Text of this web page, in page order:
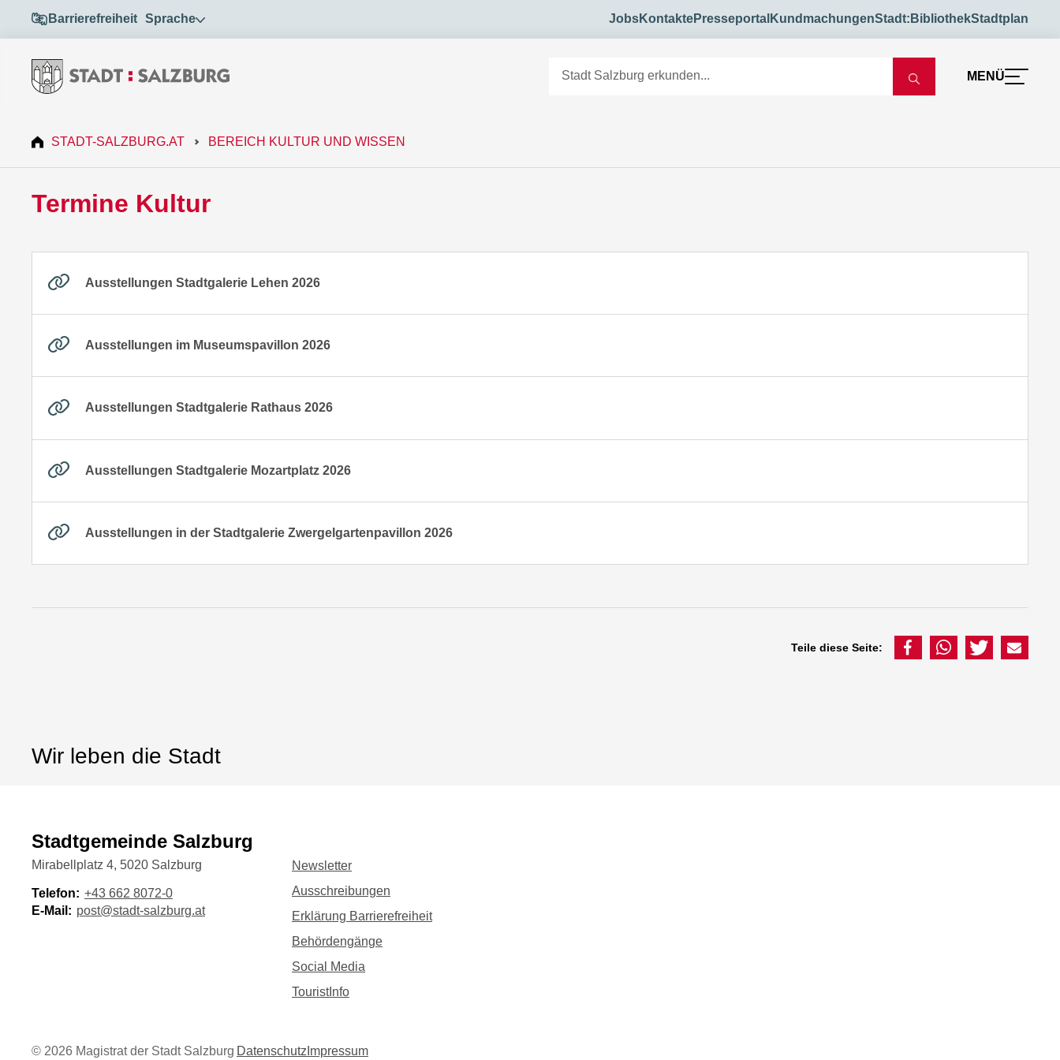
Barrierefreiheit Sprache JobsKontaktePresseportal KundmachungenStadt:BibliothekStadtplan
MENÜ
STADT-SALZBURG.AT BEREICH KULTUR UND WISSEN
Termine Kultur
Ausstellungen Stadtgalerie Lehen 2026
Ausstellungen im Museumspavillon 2026
Ausstellungen Stadtgalerie Rathaus 2026
Ausstellungen Stadtgalerie Mozartplatz 2026
Ausstellungen in der Stadtgalerie Zwergelgartenpavillon 2026
Teile diese Seite:
Wir leben die Stadt
Stadtgemeinde Salzburg
Mirabellplatz 4, 5020 Salzburg
Telefon: +43 662 8072-0
E-Mail: post@stadt-salzburg.at
Newsletter
Ausschreibungen
Erklärung Barrierefreiheit
Behördengänge
Social Media
TouristInfo
© 2026 Magistrat der Stadt Salzburg Datenschutz Impressum